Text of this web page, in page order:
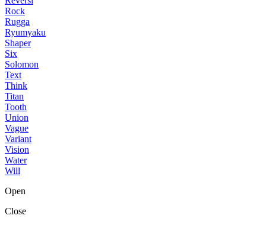
Rock
Rugga
Ryumyaku
Shaper
Six
Solomon
Text
Think
Titan
Tooth
Union
Vague
Variant
Vision
Water
Will
Open
Close